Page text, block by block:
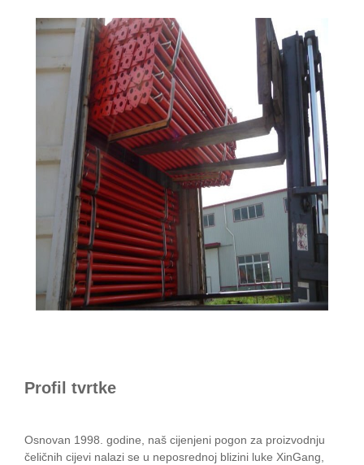
Profil tvrtke
Osnovan 1998. godine, naš cijenjeni pogon za proizvodnju
čeličnih cijevi nalazi se u neposrednoj blizini luke XinGang,